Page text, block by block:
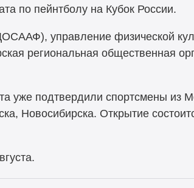
по пейнтболу на Кубок России.
управление физической
региональная общественная
уже подтвердили спортсмены из
Новосибирска. Открытие